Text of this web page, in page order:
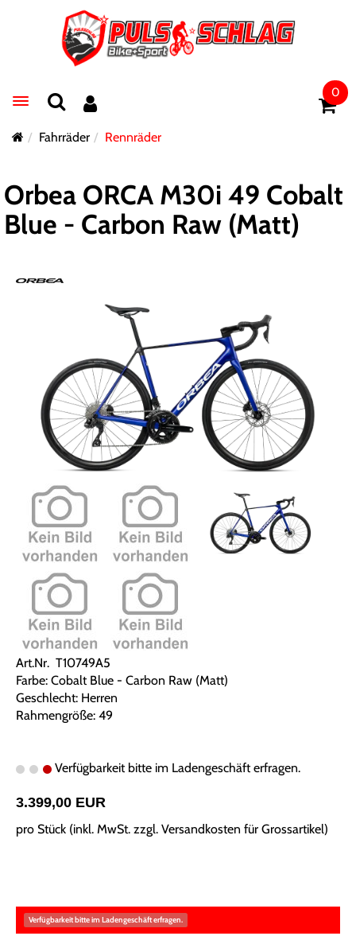
Toggle navigation
0
Fahrräder Rennräder
Orbea ORCA M30i 49 Cobalt
Blue - Carbon Raw (Matt)
Art.Nr. T10749A5
Farbe: Cobalt Blue - Carbon Raw (Matt)
Geschlecht: Herren
Rahmengröße: 49
Verfügbarkeit bitte im Ladengeschäft erfragen.
3.399,00 EUR
pro Stück (inkl. MwSt. zzgl. Versandkosten für Grossartikel)
Verfügbarkeit bitte im Ladengeschäft erfragen.